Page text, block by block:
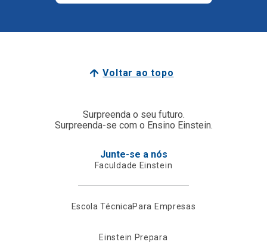
Voltar ao topo
Surpreenda o seu futuro.
Surpreenda-se com o Ensino Einstein.
Junte-se a nós
Faculdade Einstein
Escola TécnicaPara Empresas
Einstein Prepara